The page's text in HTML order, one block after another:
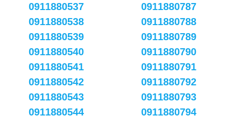
0911880537
0911880538
0911880539
0911880540
0911880541
0911880542
0911880543
0911880544
0911880787
0911880788
0911880789
0911880790
0911880791
0911880792
0911880793
0911880794